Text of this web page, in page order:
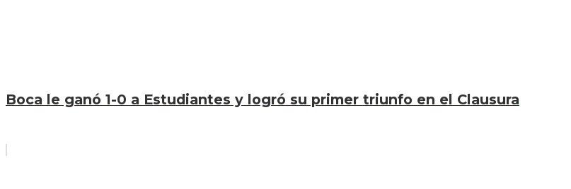
Boca le ganó 1-0 a Estudiantes y logró su primer triunfo en el Clausura